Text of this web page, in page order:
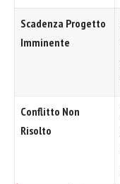
Scadenza Progetto
Imminente
Conflitto Non
Risolto